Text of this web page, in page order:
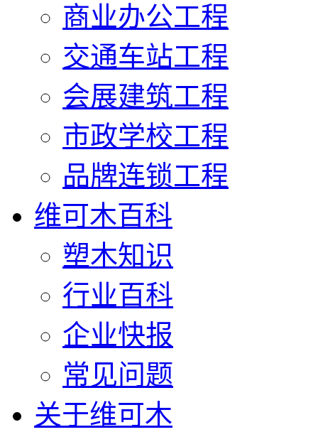
商业办公工程
交通车站工程
会展建筑工程
市政学校工程
品牌连锁工程
维可木百科
塑木知识
行业百科
企业快报
常见问题
关于维可木